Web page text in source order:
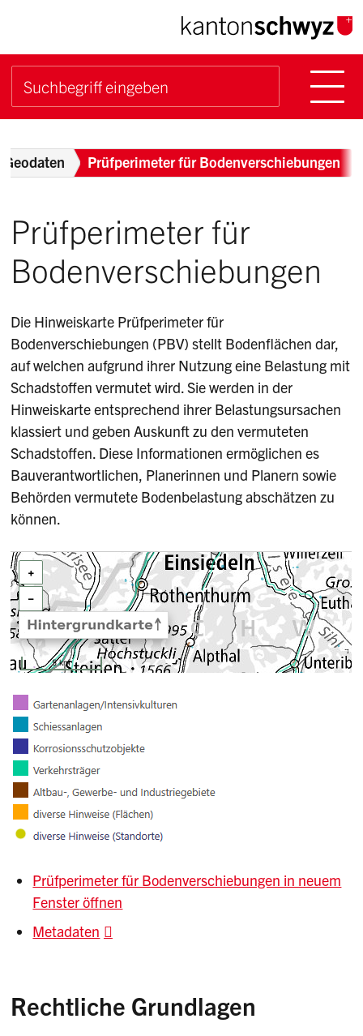
Navigieren im Kanton
Schnellnavigation
Suchbegriff
Breadcrumb
Geodaten Prüfperimeter für Bodenverschiebungen
Prüfperimeter für
Bodenverschiebungen
Die Hinweiskarte Prüfperimeter für
Bodenverschiebungen (PBV) stellt Bodenflächen dar,
auf welchen aufgrund ihrer Nutzung eine Belastung mit
Schadstoffen vermutet wird. Sie werden in der
Hinweiskarte entsprechend ihrer Belastungsursachen
klassiert und geben Auskunft zu den vermuteten
Schadstoffen. Diese Informationen ermöglichen es
Bauverantwortlichen, Planerinnen und Planern sowie
Behörden vermutete Bodenbelastung abschätzen zu
können.
Prüfperimeter für Bodenverschiebungen in neuem
Fenster öffnen
Metadaten
Rechtliche Grundlagen